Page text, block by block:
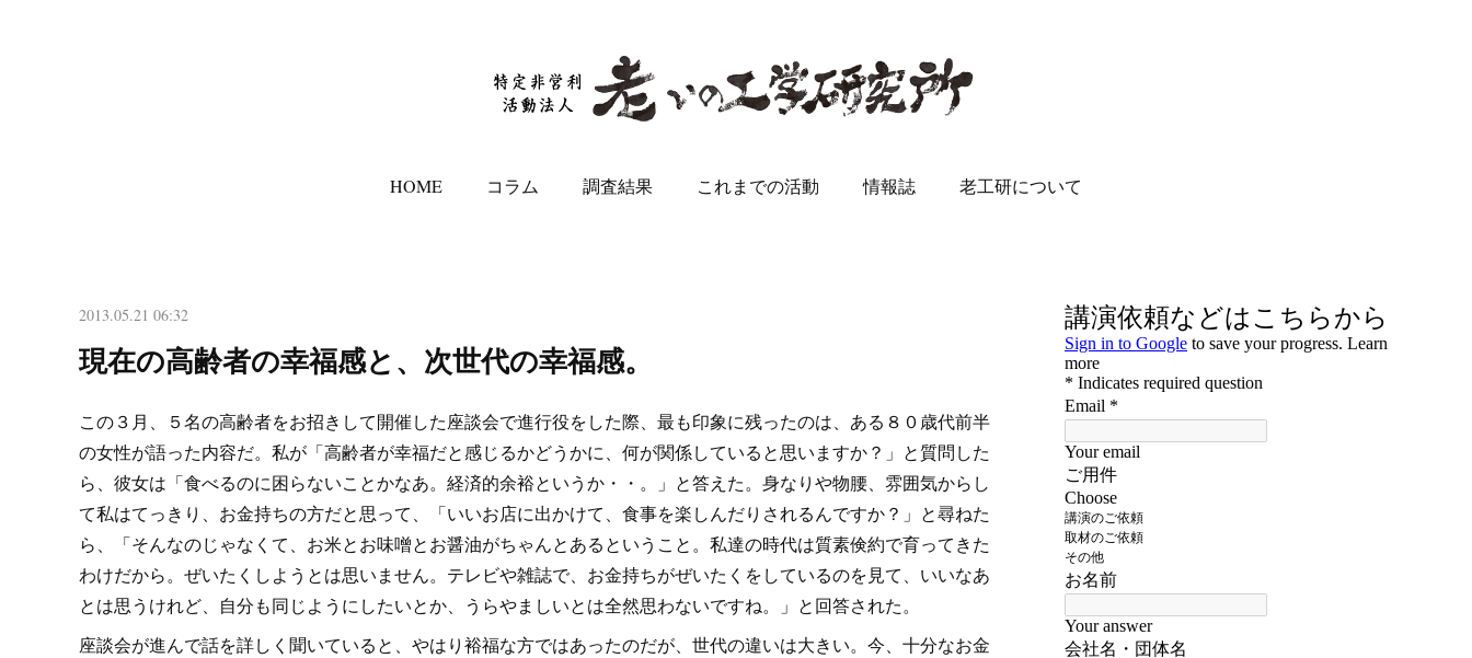
HOME コラム 調査結果 これまでの活動 情報誌 老工研について
2013.05.21 06:32
現在の高齢者の幸福感と、次世代の幸福感。
この３月、５名の高齢者をお招きして開催した座談会で進行役をした際、最も印象に残ったのは、ある８０歳代前半
の女性が語った内容だ。私が「高齢者が幸福だと感じるかどうかに、何が関係していると思いますか？」と質問した
ら、彼女は「食べるのに困らないことかなあ。経済的余裕というか・・。」と答えた。身なりや物腰、雰囲気からし
て私はてっきり、お金持ちの方だと思って、「いいお店に出かけて、食事を楽しんだりされるんですか？」と尋ねた
ら、「そんなのじゃなくて、お米とお味噌とお醤油がちゃんとあるということ。私達の時代は質素倹約で育ってきた
わけだから。ぜいたくしようとは思いません。テレビや雑誌で、お金持ちがぜいたくをしているのを見て、いいなあ
とは思うけれど、自分も同じようにしたいとか、うらやましいとは全然思わないですね。」と回答された。
座談会が進んで話を詳しく聞いていると、やはり裕福な方ではあったのだが、世代の違いは大きい。今、十分なお金